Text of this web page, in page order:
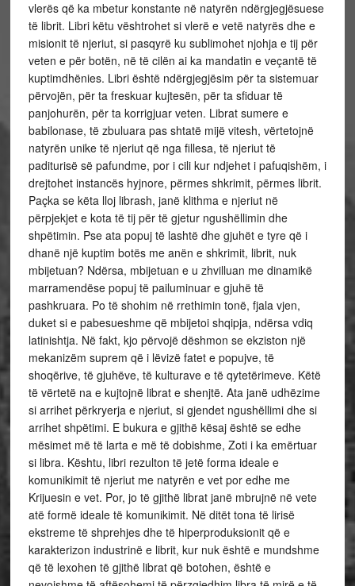
vlerës që ka mbetur konstante në natyrën ndërgjegjësuese
të librit. Libri këtu vështrohet si vlerë e vetë natyrës dhe e
misionit të njeriut, si pasqyrë ku sublimohet njohja e tij për
veten e për botën, në të cilën ai ka mandatin e veçantë të
kuptimdhënies. Libri është ndërgjegjësim për ta sistemuar
përvojën, për ta freskuar kujtesën, për ta sfiduar të
panjohurën, për ta korrigjuar veten. Librat sumere e
babilonase, të zbuluara pas shtatë mijë vitesh, vërtetojnë
natyrën unike të njeriut që nga fillesa, të njeriut të
paditurisë së pafundme, por i cili kur ndjehet i pafuqishëm, i
drejtohet instancës hyjnore, përmes shkrimit, përmes librit.
Paçka se këta lloj librash, janë klithma e njeriut në
përpjekjet e kota të tij për të gjetur ngushëllimin dhe
shpëtimin. Pse ata popuj të lashtë dhe gjuhët e tyre që i
dhanë një kuptim botës me anën e shkrimit, librit, nuk
mbijetuan? Ndërsa, mbijetuan e u zhvilluan me dinamikë
marramendëse popuj të pailuminuar e gjuhë të
pashkruara. Po të shohim në rrethimin tonë, fjala vjen,
duket si e pabesueshme që mbijetoi shqipja, ndërsa vdiq
latinishtja. Në fakt, kjo përvojë dëshmon se ekziston një
mekanizëm suprem që i lëvizë fatet e popujve, të
shoqërive, të gjuhëve, të kulturave e të qytetërimeve. Këtë
të vërtetë na e kujtojnë librat e shenjtë. Ata janë udhëzime
si arrihet përkryerja e njeriut, si gjendet ngushëllimi dhe si
arrihet shpëtimi. E bukura e gjithë kësaj është se edhe
mësimet më të larta e më të dobishme, Zoti i ka emërtuar
si libra. Kështu, libri rezulton të jetë forma ideale e
komunikimit të njeriut me natyrën e vet por edhe me
Krijuesin e vet. Por, jo të gjithë librat janë mbrujnë në vete
atë formë ideale të komunikimit. Në ditët tona të lirisë
ekstreme të shprehjes dhe të hiperproduksionit që e
karakterizon industrinë e librit, kur nuk është e mundshme
që të lexohen të gjithë librat që botohen, është e